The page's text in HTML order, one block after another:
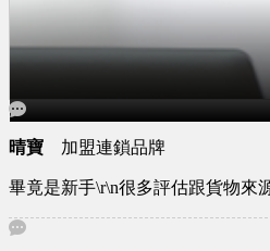
晴寶 加盟連鎖品牌
畢竟是新手\r\n很多評估跟貨物來